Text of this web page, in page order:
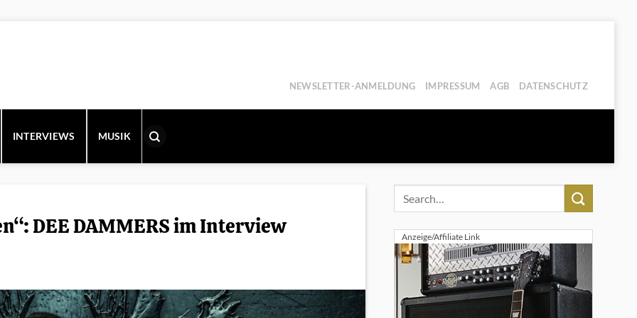
NEWSLETTER-ANMELDUNG IMPRESSUM AGB DATENSCHUTZ
INTERVIEWS MUSIK
DEE DAMMERS im Interview Anzeige/Affiliate Link